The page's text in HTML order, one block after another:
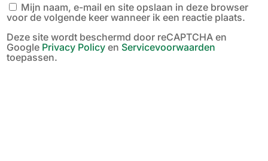
Mijn naam, e-mail en site opslaan in deze browser
voor de volgende keer wanneer ik een reactie plaats.
Deze site wordt beschermd door reCAPTCHA en
Google Privacy Policy en Servicevoorwaarden
toepassen.